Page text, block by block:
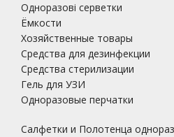
Одноразові серветки
Ёмкости
Хозяйственные товары
Средства для дезинфекции
Средства стерилизации
Гель для УЗИ
Одноразовые перчатки
Салфетки и Полотенца